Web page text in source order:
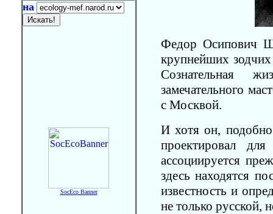
на
SocEco Banner
Федор Осипович
крупнейших
Сознательная
замечательного
с Москвой.
И хотя он,
проектировал
ассоциируется
здесь находятся
известность и
не только русской,